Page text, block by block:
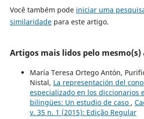
Você também pode iniciar uma
similaridadepara este artigo.
Artigos mais lidos pelo
María Teresa Ortego Antón,
Nistal, La representación del
especializado en los diccionarios
bilingües: Un estudio de caso ,
v. 35 n. 1 (2015): Edição Regular